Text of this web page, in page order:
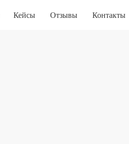
Кейсы Отзывы Контакты